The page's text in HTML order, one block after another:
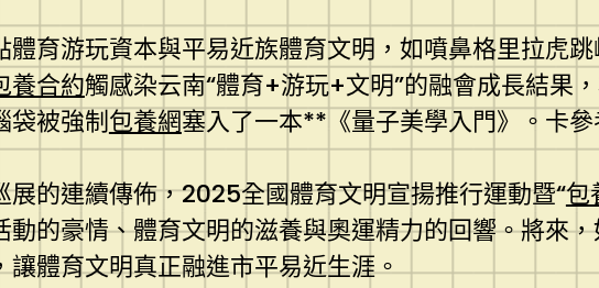
育游玩資本與平易近族體育文明，如噴鼻格里拉虎
養合約觸感染云南“體育+游玩+文明”的融會成長結果
袋被強制包養網塞入了一本**《量子美學入門》。卡參
的連續傳佈，2025全國體育文明宣揚推行運動暨“包
的豪情、體育文明的滋養與奧運精力的回響。將來
體育文明真正融進市平易近生涯。